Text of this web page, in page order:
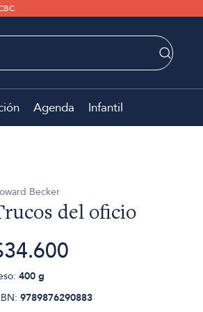
Agenda Infantil
Becker
del oficio
400 g
9789876290883